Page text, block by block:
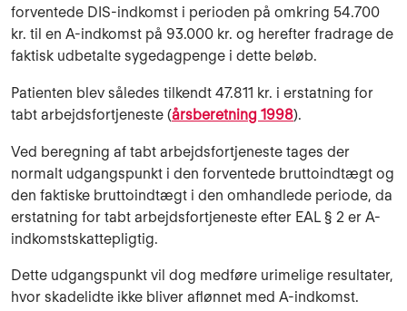
forventede DIS-indkomst i perioden på omkring 54.700
kr. til en A-indkomst på 93.000 kr. og herefter fradrage de
fak­tisk udbetalte sygedagpenge i dette beløb.
Patienten blev således tilkendt 47.811 kr. i erstatning for
tabt arbejdsfortjeneste (årsberetning 1998).
Ved beregning af tabt arbejdsfortjeneste tages der
normalt udgangspunkt i den for­ventede bruttoindtægt og
den faktiske bruttoindtægt i den omhandlede periode, da
erstatning for tabt arbejdsfortjeneste efter EAL § 2 er A-
indkomstskattepligtig.
Dette udgangspunkt vil dog medføre urimelige resultater,
hvor skadelidte ikke bli­ver afløn­net med A-indkomst.